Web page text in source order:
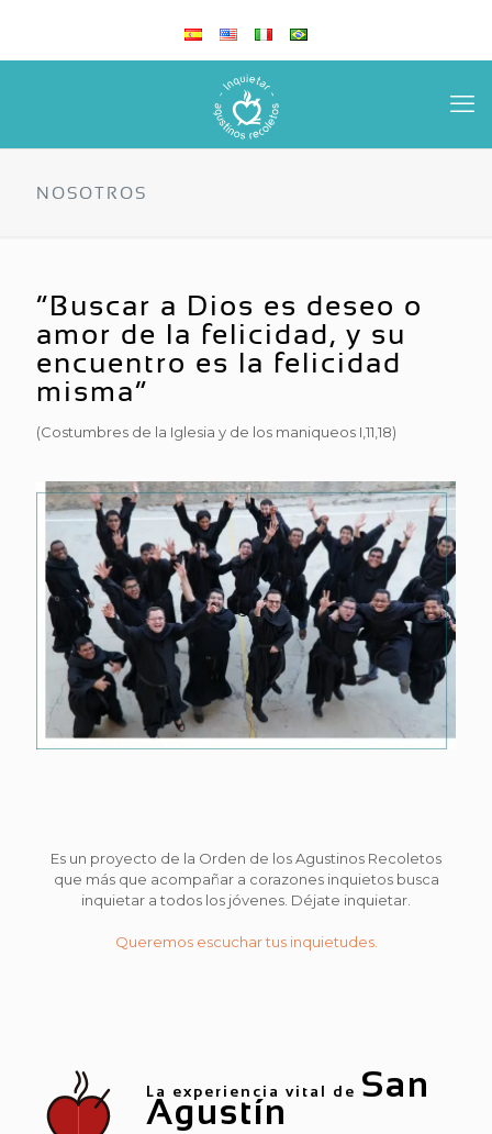
NOSOTROS
“Buscar a Dios es deseo o
amor de la felicidad, y su
encuentro es la felicidad
misma”
(Costumbres de la Iglesia y de los maniqueos I,11,18)
Es un proyecto de la Orden de los Agustinos Recoletos
que más que acompañar a corazones inquietos busca
inquietar a todos los jóvenes. Déjate inquietar.
Queremos escuchar tus inquietudes.
La experiencia vital de San
Agustín